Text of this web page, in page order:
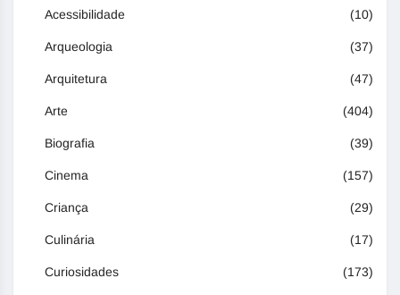
Acessibilidade (10)
Arqueologia (37)
Arquitetura (47)
Arte (404)
Biografia (39)
Cinema (157)
Criança (29)
Culinária (17)
Curiosidades (173)